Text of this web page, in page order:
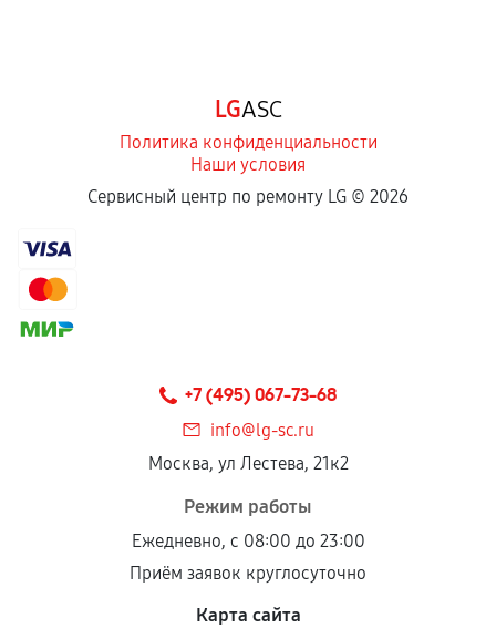
LGASC
Политика конфиденциальности
Наши условия
Сервисный центр по ремонту LG © 2026
+7 (495) 067-73-68
info@lg-sc.ru
Москва, ул Лестева, 21к2
Режим работы
Ежедневно, с 08:00 до 23:00
Приём заявок круглосуточно
Карта сайта